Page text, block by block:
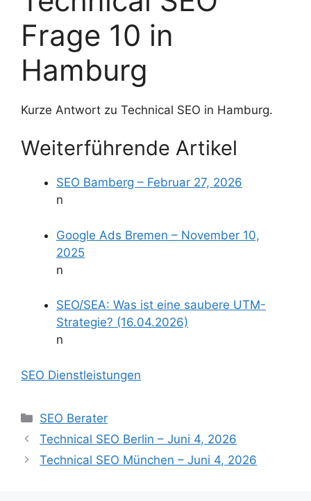
Frage 10 in
Hamburg
Kurze Antwort zu Technical SEO in Hamburg.
Weiterführende Artikel
SEO Bamberg – Februar 27, 2026
n
Google Ads Bremen – November 10,
2025
n
SEO/SEA: Was ist eine saubere UTM-
Strategie? (16.04.2026)
n
SEO Dienstleistungen
Kategorien
SEO Berater
Technical SEO Berlin – Juni 4, 2026
Technical SEO München – Juni 4, 2026